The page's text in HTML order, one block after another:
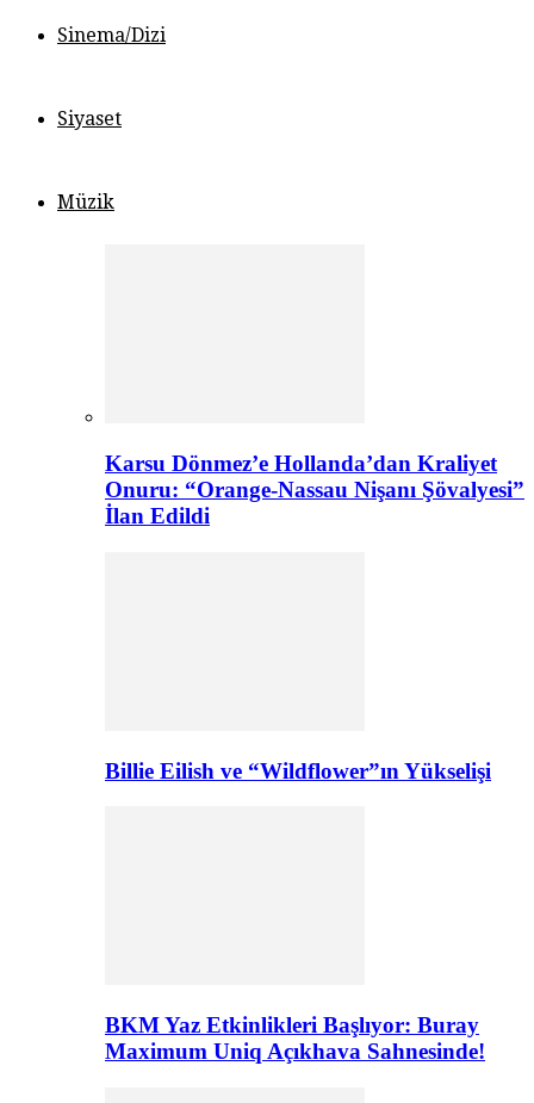
Sinema/Dizi
Siyaset
Müzik
Karsu Dönmez’e Hollanda’dan Kraliyet
Onuru: “Orange-Nassau Nişanı Şövalyesi”
İlan Edildi
Billie Eilish ve “Wildflower”ın Yükselişi
BKM Yaz Etkinlikleri Başlıyor: Buray
Maximum Uniq Açıkhava Sahnesinde!